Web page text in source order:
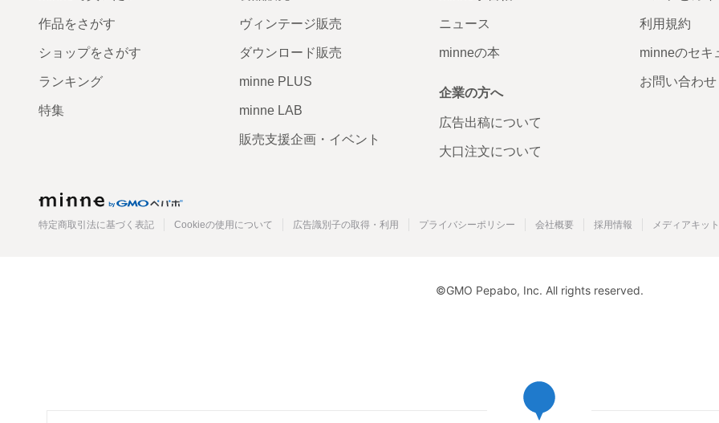
作品をさがす
ショップをさがす
ランキング
特集
ヴィンテージ販売
ダウンロード販売
minne PLUS
minne LAB
販売支援企画・イベント
ニュース
minneの本
企業の方へ
広告出稿について
大口注文について
利用規約
minneのセキ
お問い合わせ
特定商取引法に基づく表記 Cookieの使用について 広告識別子の取得・利用 プライバシーポリシー 会社概要 採用情報 メディアキット
©GMO Pepabo, Inc. All rights reserved.